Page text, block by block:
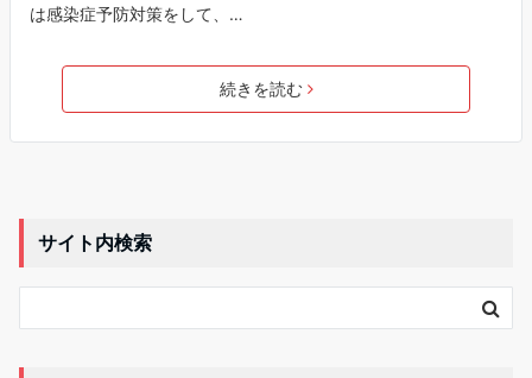
は感染症予防対策をして、…
続きを読む
サイト内検索